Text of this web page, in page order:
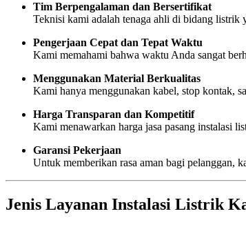
Tim Berpengalaman dan Bersertifikat
Teknisi kami adalah tenaga ahli di bidang listrik
Pengerjaan Cepat dan Tepat Waktu
Kami memahami bahwa waktu Anda sangat
Menggunakan Material Berkualitas
Kami hanya menggunakan kabel, stop kontak,
Harga Transparan dan Kompetitif
Kami menawarkan harga jasa pasang instalasi
Garansi Pekerjaan
Untuk memberikan rasa aman bagi pelanggan,
Jenis Layanan Instalasi Listrik